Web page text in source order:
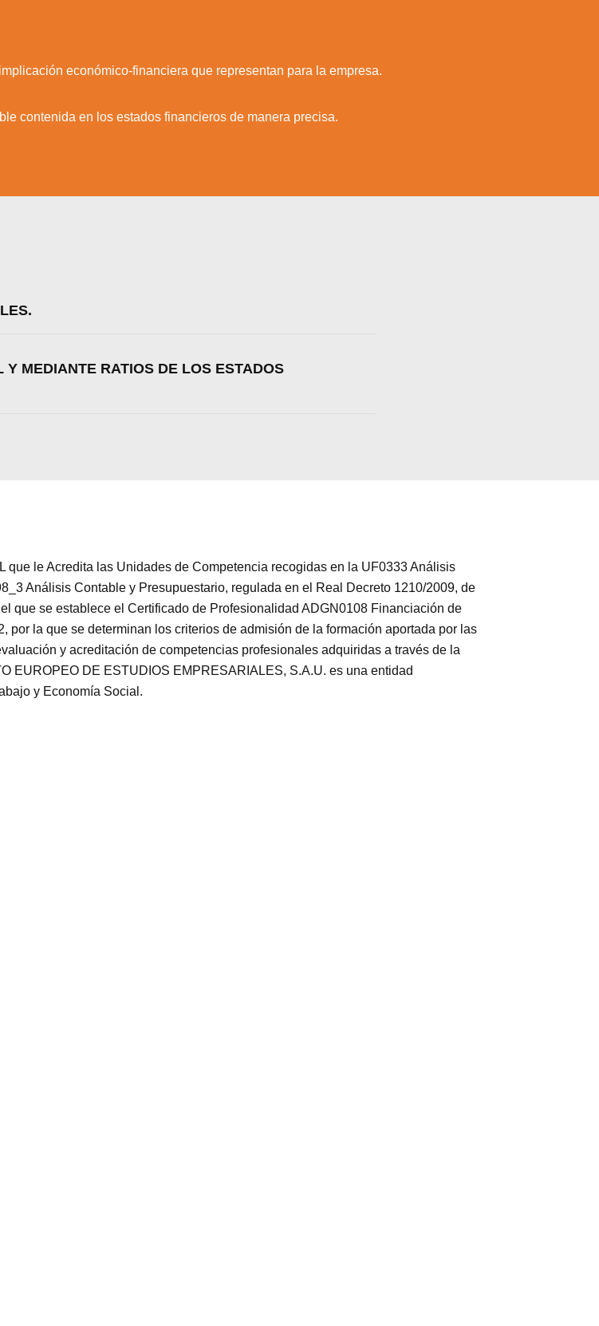
económico-financiera que representan para la empresa.
contenida en los estados financieros de manera precisa.
MEDIANTE RATIOS DE LOS ESTADOS
le Acredita las Unidades de Competencia recogidas en la UF0333 Análisis
Análisis Contable y Presupuestario, regulada en el Real Decreto 1210/2009, de
que se establece el Certificado de Profesionalidad ADGN0108 Financiación de
por la que se determinan los criterios de admisión de la formación aportada por las
y acreditación de competencias profesionales adquiridas a través de la
EUROPEO DE ESTUDIOS EMPRESARIALES, S.A.U. es una entidad
y Economía Social.